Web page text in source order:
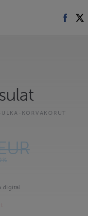
KORVAKORUT
digital